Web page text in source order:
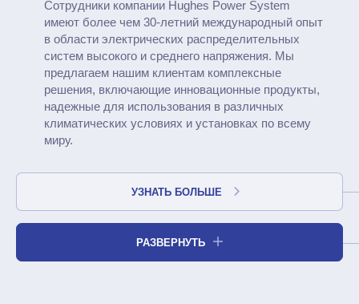
Сотрудники компании Hughes Power System
имеют более чем 30-летний международный опыт
в области электрических распределительных
систем высокого и среднего напряжения. Мы
предлагаем нашим клиентам комплексные
решения, включающие инновационные продукты,
надежные для использования в различных
климатических условиях и установках по всему
миру.
УЗНАТЬ БОЛЬШЕ
РАЗВЕРНУТЬ